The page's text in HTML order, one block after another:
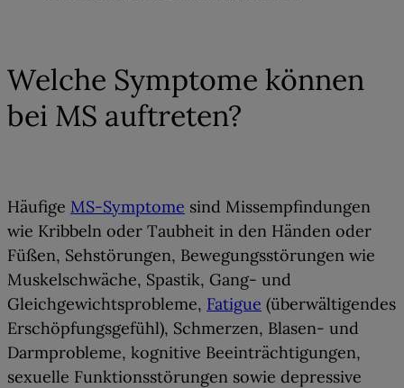
Welche Symptome können
bei MS auftreten?
Häufige MS-Symptome sind Missempfindungen
wie Kribbeln oder Taubheit in den Händen oder
Füßen, Sehstörungen, Bewegungsstörungen wie
Muskelschwäche, Spastik, Gang- und
Gleichgewichtsprobleme, Fatigue (überwältigendes
Erschöpfungsgefühl), Schmerzen, Blasen- und
Darmprobleme, kognitive Beeinträchtigungen,
sexuelle Funktionsstörungen sowie depressive